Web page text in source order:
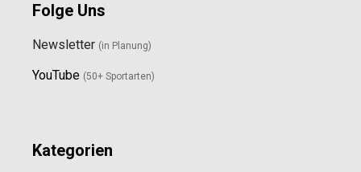
Folge Uns
Newsletter (in Planung)
YouTube (50+ Sportarten)
Kategorien